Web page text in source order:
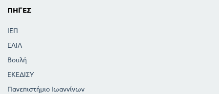
ΠΗΓΈΣ
ΙΕΠ
ΕΛΙΑ
Βουλή
ΕΚΕΔΙΣΥ
Πανεπιστήμιο Ιωαννίνων